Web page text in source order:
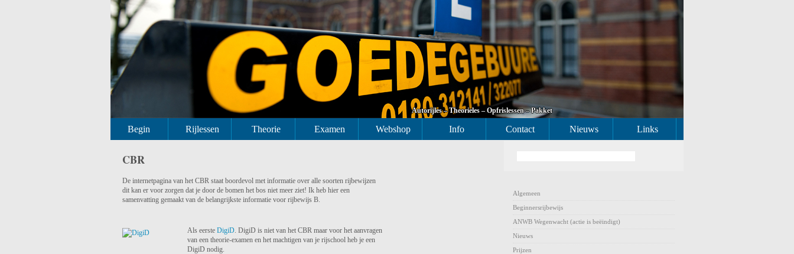
Autorijles – Theorieles – Opfrislessen – Pakket
Begin Rijlessen Theorie Examen Webshop Info Contact Nieuws Links
CBR
De internetpagina van het CBR staat boordevol met informatie over alle soorten rijbewijzen
dit kan er voor zorgen dat je door de bomen het bos niet meer ziet! Ik heb hier een
samenvatting gemaakt van de belangrijkste informatie voor rijbewijs B.
Als eerste DigiD. DigiD is niet van het CBR maar voor het aanvragen
van een theorie-examen en het machtigen van je rijschool heb je een
DigiD nodig.
Algemeen
Beginnersrijbewijs
ANWB Wegenwacht (actie is beëindigt)
Nieuws
Prijzen